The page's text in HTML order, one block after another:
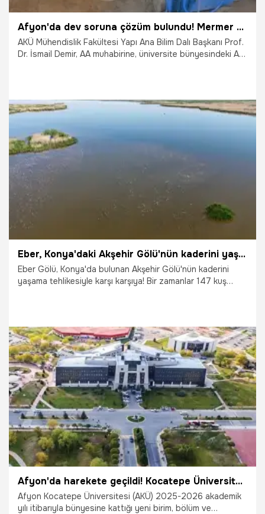
Afyon'da dev soruna çözüm bulundu! Mermer tozundan milyonlarca ton üretildi
AKÜ Mühendislik Fakültesi Yapı Ana Bilim Dalı Başkanı Prof.
Dr. İsmail Demir, AA muhabirine, üniversite bünyesindeki Ar-
27.10.2025 Gündem
Eber, Konya'daki Akşehir Gölü'nün kaderini yaşayabilir! Uzmanlardan korkutan uyarı: '2,5-3 yıl içinde tamamen kuruyabilir!'
Eber Gölü, Konya'da bulunan Akşehir Gölü'nün kaderini
yaşama tehlikesiyle karşı karşıya! Bir zamanlar 147 kuş
Prof. Dr. Uğur Cengiz Erişmiş, iklim krizi ve bilinçsiz su
kullanımı nedeniyle Eber Gölü'ndeki su seviyesinin kritik
düzeye indiğini açıkladı. Önlem alınmazsa 2,5 - 3 yıl içinde
gölün tamamen kuruyacağına vurgu yapan Erişmiş, yasal
düzenlemelerin getirilmesi gerektiğini söyledi.
7.08.2025 Gündem
Afyon'da harekete geçildi! Kocatepe Üniversitesi'nde yeni fakülte ve bölümler açılıyor
Afyon Kocatepe Üniversitesi (AKÜ) 2025-2026 akademik
yılı itibarıyla bünyesine kattığı yeni birim, bölüm ve